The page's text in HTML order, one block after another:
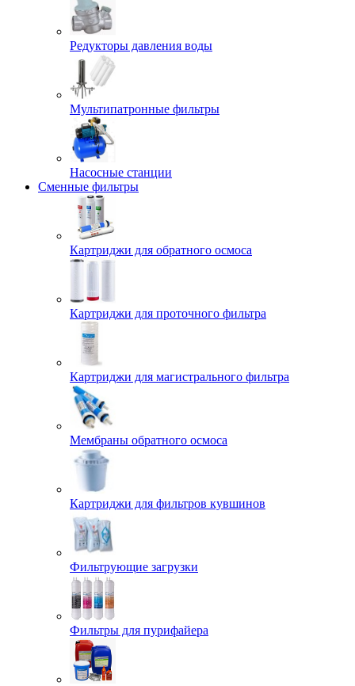
Редукторы давления воды
Мультипатронные фильтры
Насосные станции
Сменные фильтры
Картриджи для обратного осмоса
Картриджи для проточного фильтра
Картриджи для магистрального фильтра
Мембраны обратного осмоса
Картриджи для фильтров кувшинов
Фильтрующие загрузки
Фильтры для пурифайера